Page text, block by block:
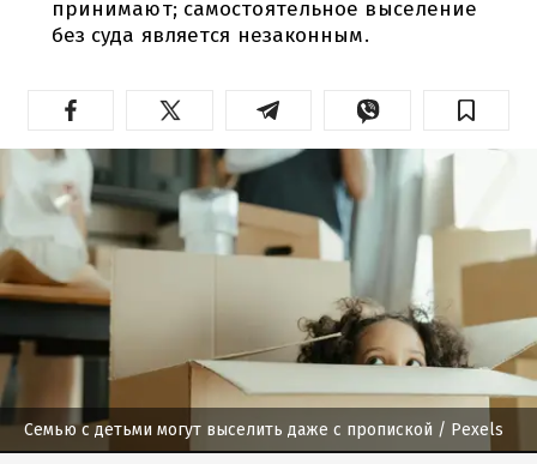
принимают; самостоятельное выселение
без суда является незаконным.
Семью с детьми могут выселить даже с пропиской / Pexels